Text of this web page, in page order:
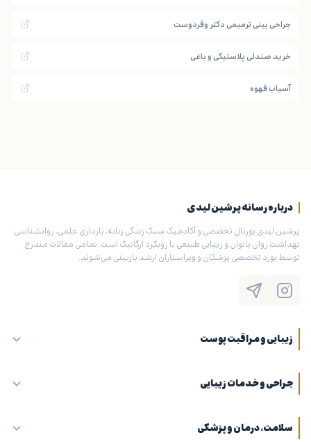
جراحی بینی ترمیمی دکتر وقردوست
خرید صندلی پلاستیکی و باغی
آسیاب قهوه
درباره رسانه پرشین لیدی
پرشین لیدی پورتال تخصصی و آکادمیک سبک زندگی زنانه، بارداری علمی، روانشناسی
بهداشت روان بانوان و زیبایی طبیعی با رویکرد ارگانیک است. تمامی مقالات مندرج
توسط بورد تخصصی پزشکان و ویراستاران ارشد بازبینی می‌شوند.
زیبایی و مراقبت پوست
جراحی و خدمات زیبایی
سلامت، درمان و پزشکی